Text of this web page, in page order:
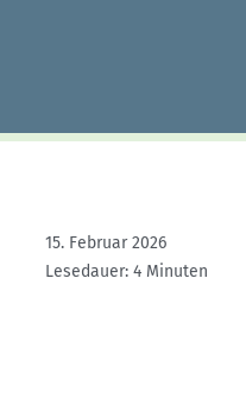
15. Februar 2026
Lesedauer: 4 Minuten